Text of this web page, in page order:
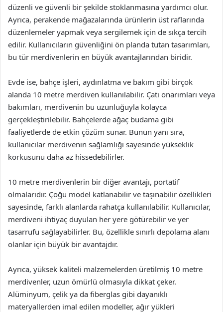
düzenli ve güvenli bir şekilde stoklanmasına yardımcı olur.
Ayrıca, perakende mağazalarında ürünlerin üst raflarında
düzenlemeler yapmak veya sergilemek için de sıkça tercih
edilir. Kullanıcıların güvenliğini ön planda tutan tasarımları,
bu tür merdivenlerin en büyük avantajlarından biridir.
Evde ise, bahçe işleri, aydınlatma ve bakım gibi birçok
alanda 10 metre merdiven kullanılabilir. Çatı onarımları veya
bakımları, merdivenin bu uzunluğuyla kolayca
gerçekleştirilebilir. Bahçelerde ağaç budama gibi
faaliyetlerde de etkin çözüm sunar. Bunun yanı sıra,
kullanıcılar merdivenin sağlamlığı sayesinde yükseklik
korkusunu daha az hissedebilirler.
10 metre merdivenlerin bir diğer avantajı, portatif
olmalarıdır. Çoğu model katlanabilir ve taşınabilir özellikleri
sayesinde, farklı alanlarda rahatça kullanılabilir. Kullanıcılar,
merdiveni ihtiyaç duyulan her yere götürebilir ve yer
tasarrufu sağlayabilirler. Bu, özellikle sınırlı depolama alanı
olanlar için büyük bir avantajdır.
Ayrıca, yüksek kaliteli malzemelerden üretilmiş 10 metre
merdivenler, uzun ömürlü olmasıyla dikkat çeker.
Alüminyum, çelik ya da fiberglas gibi dayanıklı
materyallerden imal edilen modeller, ağır yükleri